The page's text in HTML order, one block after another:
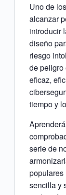
Uno de
alcanzar
introducir
diseño
riesgo
de peligro
eficaz,
tiempo y
serie de
sencilla y